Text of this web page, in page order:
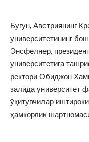
Бугун, Австриянинг
университетининг
Энсфелнер,
университетига
ректори Обиджон
залида университет
ўқитувчилар
ҳамкорлик